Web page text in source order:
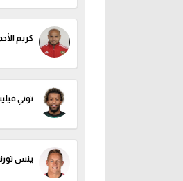
كريم
توني
ينس